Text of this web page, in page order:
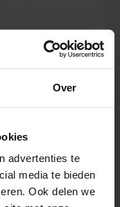
Over
advertenties te
media te bieden
Ook delen we
in Nederland
dankzij
maatregelen
zal worden